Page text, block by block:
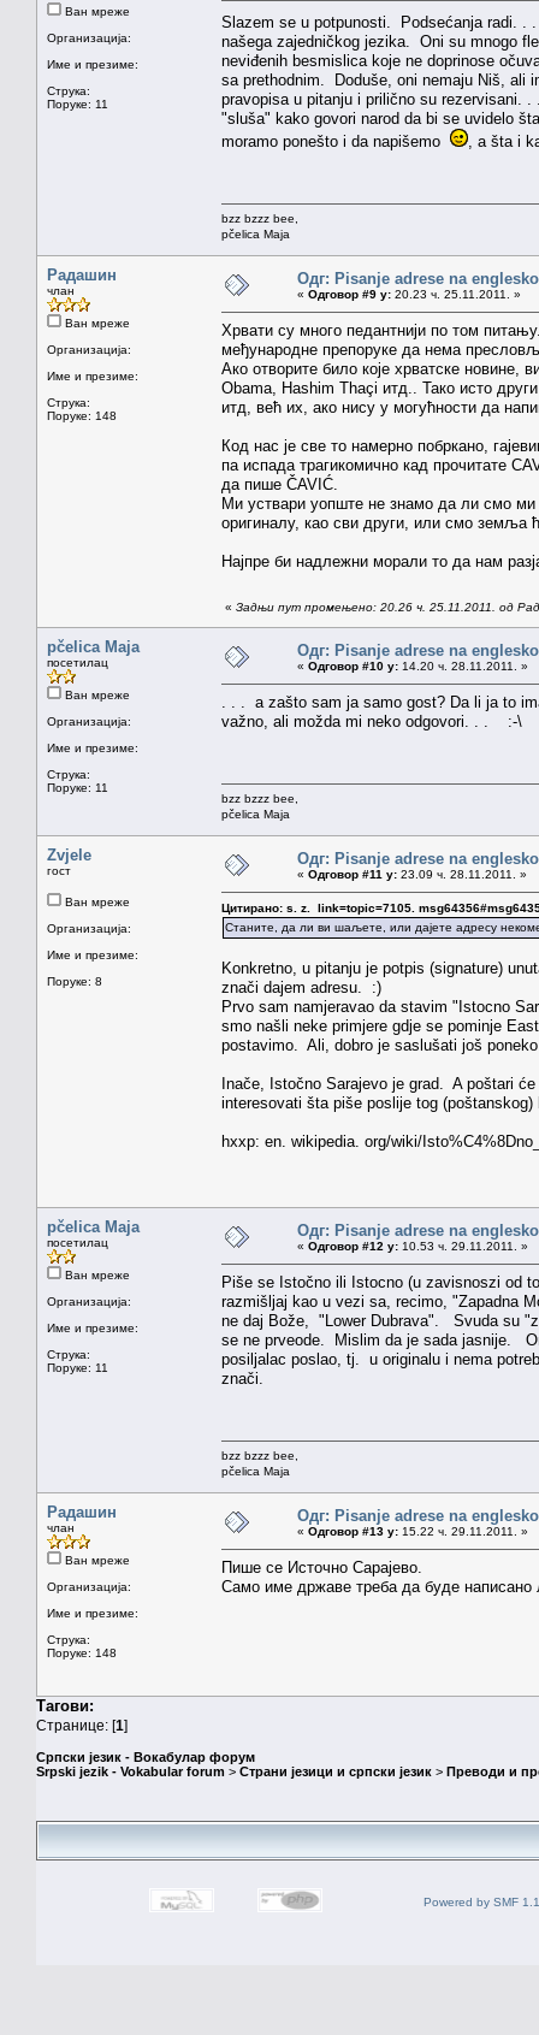
Ван мреже
Организација:
Име и презиме:
Струка:
Поруке: 11
Slazem se u potpunosti. Podsećanja radi.
našega zajedničkog jezika. Oni su mnogo
neviđenih besmislica koje ne doprinose
sa prethodnim. Doduše, oni nemaju Niš, ali
pravopisa u pitanju i prilično su rezervisani.
"sluša" kako govori narod da bi se uvidelo
moramo ponešto i da napišemo
, a šta i
bzz bzzz bee,
pčelica Maja
Радашин
члан
Ван мреже
Организација:
Име и презиме:
Струка:
Поруке: 148
Одг: Pisanje adrese na
« Одговор #9 у: 20.23 ч. 25.11.2011. »
Хрвати су много педантнији по том
међународне препоруке да нема
Ако отворите било које хрватске новине,
Obama, Hashim Thaçi итд.. Тако исто
итд, већ их, ако нису у могућности да
Код нас је све то намерно побркано,
па испада трагикомично кад прочитате
да пише ČAVIĆ.
Ми уствари уопште не знамо да ли смо
оригиналу, као сви други, или смо земља
Најпре би надлежни морали то да нам
« Задњи пут промењено: 20.26 ч. 25.11.2011. од
pčelica Maja
посетилац
Ван мреже
Организација:
Име и презиме:
Струка:
Поруке: 11
Одг: Pisanje adrese na
« Одговор #10 у: 14.20 ч. 28.11.2011. »
. . . a zašto sam ja samo gost? Da li ja to
važno, ali možda mi neko odgovori. . . :-\
bzz bzzz bee,
pčelica Maja
Zvjele
гост
Ван мреже
Организација:
Име и презиме:
Поруке: 8
Одг: Pisanje adrese na
« Одговор #11 у: 23.09 ч. 28.11.2011. »
Цитирано: s. z. link=topic=7105.
Станите, да ли ви шаљете, или дајете адресу
Konkretno, u pitanju je potpis (signature)
znači dajem adresu. :)
Prvo sam namjeravao da stavim "Istocno
smo našli neke primjere gdje se pominje
postavimo. Ali, dobro je saslušati još
Inače, Istočno Sarajevo je grad. A poštari
interesovati šta piše poslije tog (poštanskog)
hxxp: en. wikipedia. org/wiki/
pčelica Maja
посетилац
Ван мреже
Организација:
Име и презиме:
Струка:
Поруке: 11
Одг: Pisanje adrese na
« Одговор #12 у: 10.53 ч. 29.11.2011. »
Piše se Istočno ili Istocno (u zavisnoszi od
razmišljaj kao u vezi sa, recimo, "Zapadna
ne daj Bože, "Lower Dubrava". Svuda su
se ne prveode. Mislim da je sada jasnije.
posiljalac poslao, tj. u originalu i nema
znači.
bzz bzzz bee,
pčelica Maja
Радашин
члан
Ван мреже
Организација:
Име и презиме:
Струка:
Поруке: 148
Одг: Pisanje adrese na
« Одговор #13 у: 15.22 ч. 29.11.2011. »
Пише се Источно Сарајево.
Само име државе треба да буде написано
Тагови:
Странице: [1]
Српски језик - Вокабулар форум
Srpski jezik - Vokabular forum > Страни језици и српски језик > Преводи и
Powered by SMF